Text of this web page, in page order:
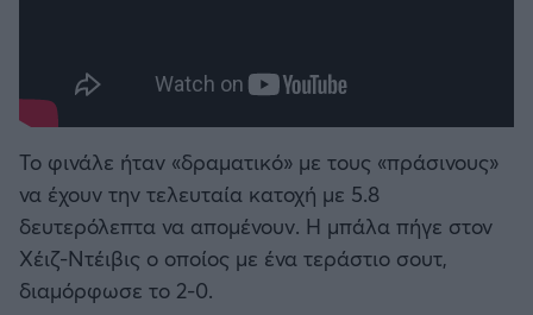
Το φινάλε ήταν «δραματικό» με τους «πράσινους»
να έχουν την τελευταία κατοχή με 5.8
δευτερόλεπτα να απομένουν. Η μπάλα πήγε στον
Χέιζ-Ντέιβις ο οποίος με ένα τεράστιο σουτ,
διαμόρφωσε το 2-0.